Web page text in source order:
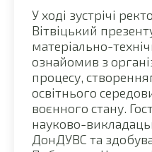
У ході зустрічі
Вітвіцький
матеріально-
ознайомив з
процесу,
освітнього
воєнного стану.
науково-
ДонДУВС та